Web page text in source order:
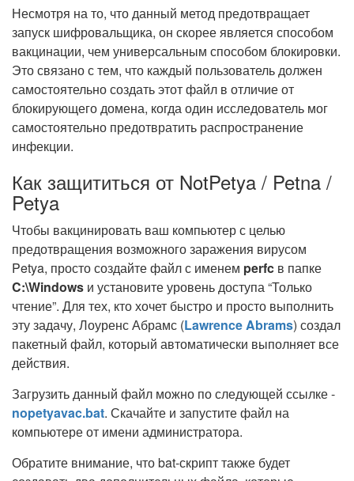
Несмотря на то, что данный метод предотвращает
запуск шифровальщика, он скорее является способом
вакцинации, чем универсальным способом блокировки.
Это связано с тем, что каждый пользователь должен
самостоятельно создать этот файл в отличие от
блокирующего домена, когда один исследователь мог
самостоятельно предотвратить распространение
инфекции.
Как защититься от NotPetya / Petna /
Petya
Чтобы вакцинировать ваш компьютер с целью
предотвращения возможного заражения вирусом
Petya, просто создайте файл с именем perfc в папке
C:\Windows и установите уровень доступа “Только
чтение”. Для тех, кто хочет быстро и просто выполнить
эту задачу, Лоуренс Абрамс (Lawrence Abrams) создал
пакетный файл, который автоматически выполняет все
действия.
Загрузить данный файл можно по следующей ссылке -
nopetyavac.bat. Скачайте и запустите файл на
компьютере от имени администратора.
Обратите внимание, что bat-скрипт также будет